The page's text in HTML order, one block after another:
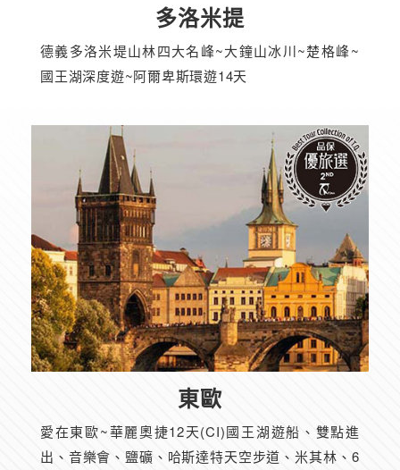
多洛米提
德義多洛米堤山林四大名峰~大鐘山冰川~楚格峰~
國王湖深度遊~阿爾卑斯環遊14天
東歐
愛在東歐~華麗奧捷12天(CI)國王湖遊船、雙點進
出、音樂會、鹽礦、哈斯達特天空步道、米其林、6